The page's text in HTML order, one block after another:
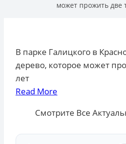
может прожить две
В парке Галицкого в
дерево, которое может
лет
Read More
Смотрите Все